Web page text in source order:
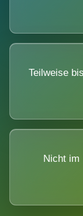
Teilweise
Nicht im